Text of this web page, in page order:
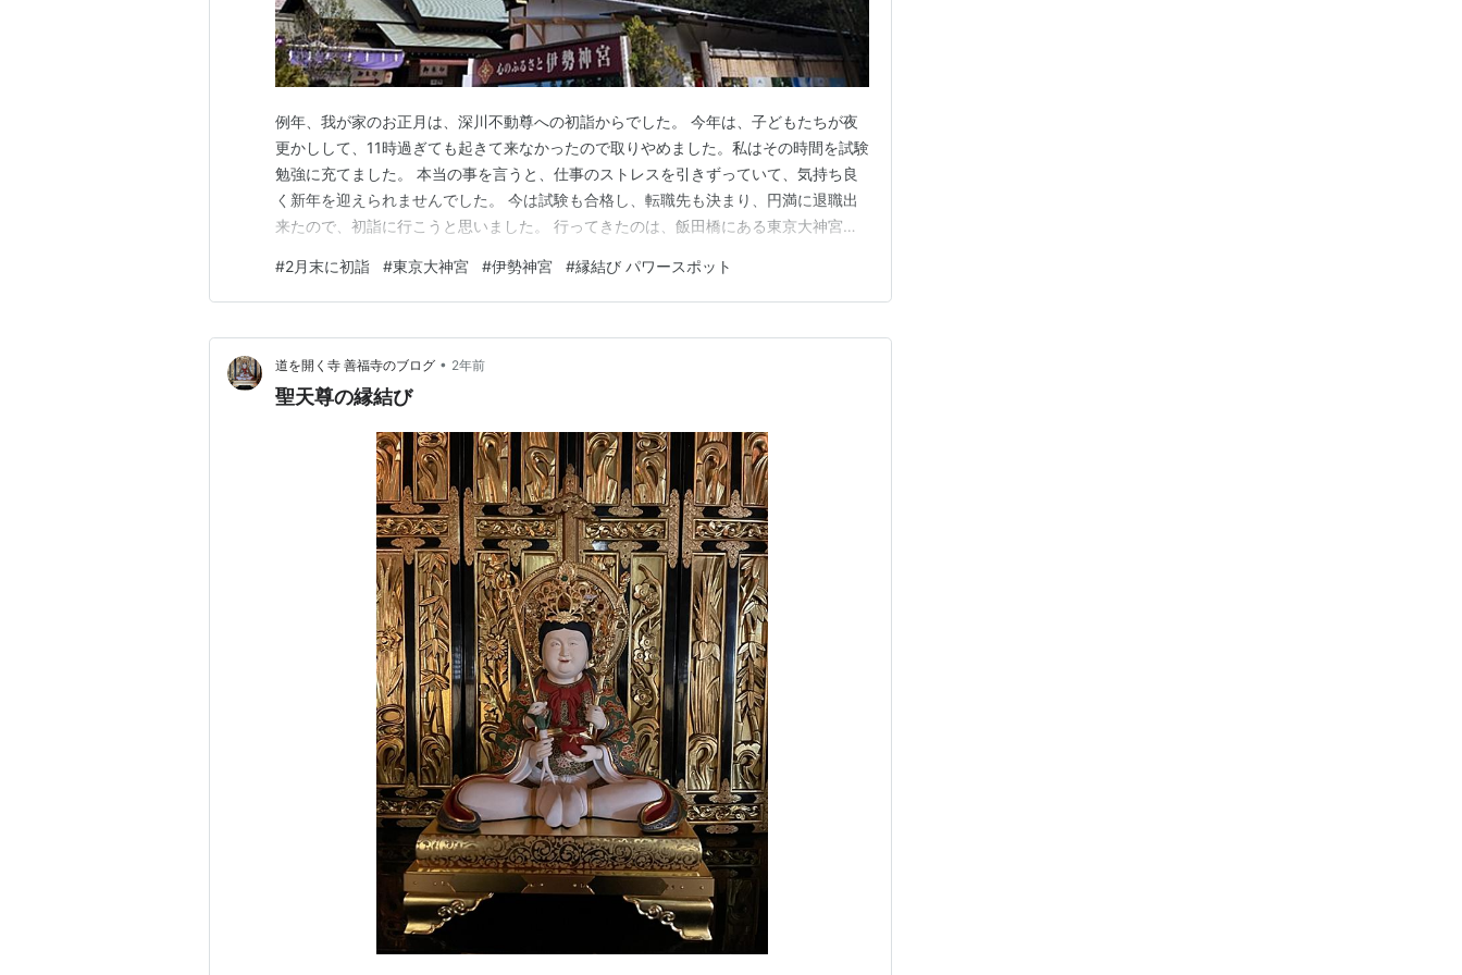
例年、我が家のお正月は、深川不動尊への初詣からでした。 今年は、子どもたちが夜
更かしして、11時過ぎても起きて来なかったので取りやめました。私はその時間を試験
勉強に充てました。 本当の事を言うと、仕事のストレスを引きずっていて、気持ち良
く新年を迎えられませんでした。 今は試験も合格し、転職先も決まり、円満に退職出
来たので、初詣に行こうと思いました。 行ってきたのは、飯田橋にある東京大神宮。
る事、来月から良いお仕事に出会えるようにと、しっかりお参りしてきました。正面の
写真は残念ながら人が多すぎて撮ることは出来ませんで…
#2月末に初詣 #東京大神宮 #伊勢神宮 #縁結び パワースポット
道を開く寺 善福寺のブログ • 2年前
聖天尊の縁結び